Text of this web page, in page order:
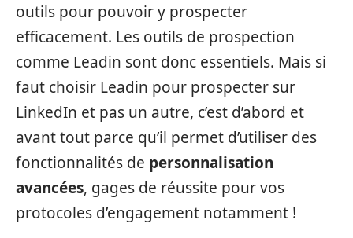
outils pour pouvoir y prospecter
efficacement. Les outils de prospection
comme Leadin sont donc essentiels. Mais si
faut choisir Leadin pour prospecter sur
LinkedIn et pas un autre, c’est d’abord et
avant tout parce qu’il permet d’utiliser des
fonctionnalités de personnalisation
avancées, gages de réussite pour vos
protocoles d’engagement notamment !